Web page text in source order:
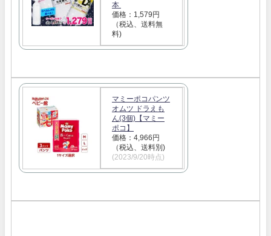
本
価格：1,579円
（税込、送料無
料)
マミーポコパンツ
オムツ ドラえも
ん(3個)【マミー
ポコ】
価格：4,966円
（税込、送料別)
(2023/9/20時点)